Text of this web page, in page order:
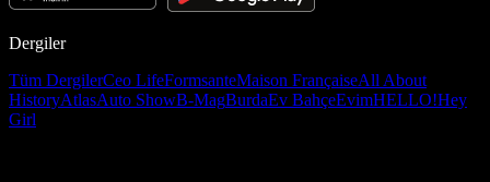
Dergiler
Tüm DergilerCeo LifeFormsanteMaison FrançaiseAll About
HistoryAtlasAuto ShowB-MagBurdaEv BahçeEvimHELLO!Hey
Girl